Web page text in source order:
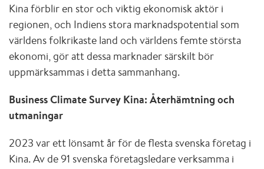
Kina förblir en stor och viktig ekonomisk aktör i
regionen, och Indiens stora marknadspotential som
världens folkrikaste land och världens femte största
ekonomi, gör att dessa marknader särskilt bör
uppmärksammas i detta sammanhang.
Business Climate Survey Kina: Återhämtning och
utmaningar
2023 var ett lönsamt år för de flesta svenska företag i
Kina. Av de 91 svenska företagsledare verksamma i